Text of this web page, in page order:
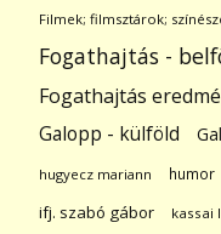
Filmek; filmsztárok;
Fogathajtás -
Fogathajtás
Galopp - külföld
hugyecz mariann humor
ifj. szabó gábor kassai